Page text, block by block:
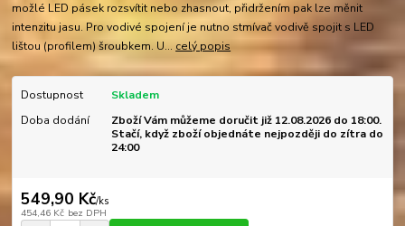
možlé LED pásek rozsvítit nebo zhasnout, přidržením pak lze měnit
intenzitu jasu. Pro vodivé spojení je nutno stmívač vodivě spojit s LED
lištou (profilem) šroubkem. U... celý popis
Dostupnost
Skladem
Doba dodání
Zboží Vám můžeme doručit již 12.08.2026 do 18:00.
Stačí, když zboží objednáte nejpozději do zítra do
24:00
549,90 Kč/ks
454,46 Kč bez DPH